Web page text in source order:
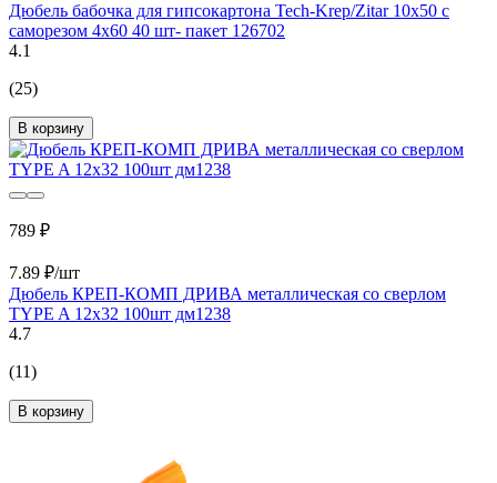
Дюбель бабочка для гипсокартона Tech-Krep/Zitar 10х50 с
саморезом 4х60 40 шт- пакет 126702
4.1
(25)
В корзину
789 ₽
7.89 ₽/шт
Дюбель КРЕП-КОМП ДРИВА металлическая со сверлом
TYPE A 12х32 100шт дм1238
4.7
(11)
В корзину